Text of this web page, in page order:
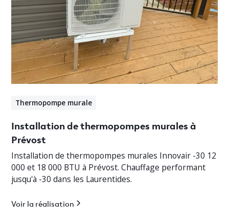
Thermopompe murale
Installation de thermopompes murales à
Prévost
Installation de thermopompes murales Innovair -30 12
000 et 18 000 BTU à Prévost. Chauffage performant
jusqu'à -30 dans les Laurentides.
Voir la réalisation